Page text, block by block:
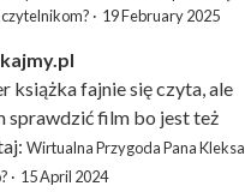
· 19 February 2025
książka fajnie się czyta, ale
sprawdzić film bo jest też
Wirtualna Przygoda Pana Kleksa
· 15 April 2024